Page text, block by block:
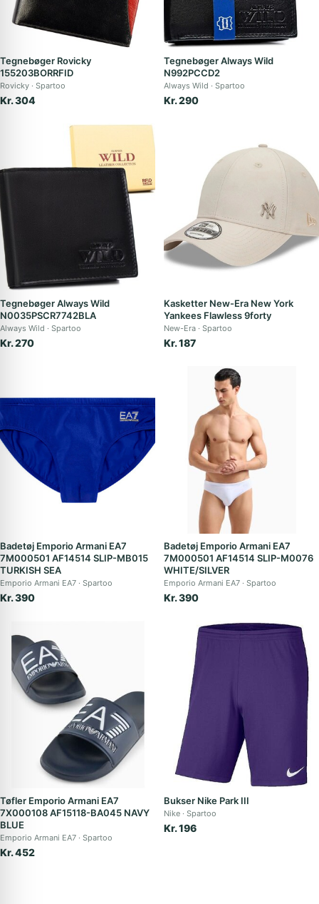
Tegnebøger Rovicky
155203BORRFID
Rovicky Spartoo
Kr. 304
Tegnebøger Always Wild
N992PCCD2
Always Wild Spartoo
Kr. 290
Tegnebøger Always Wild
N0035PSCR7742BLA
Always Wild Spartoo
Kr. 270
Kasketter New-Era New York
Yankees Flawless 9forty
New-Era Spartoo
Kr. 187
Badetøj Emporio Armani EA7
7M000501 AF14514 SLIP-MB015
TURKISH SEA
Emporio Armani EA7 Spartoo
Kr. 390
Badetøj Emporio Armani EA7
7M000501 AF14514 SLIP-M0076
WHITE/SILVER
Emporio Armani EA7 Spartoo
Kr. 390
Tøfler Emporio Armani EA7
7X000108 AF15118-BA045 NAVY
BLUE
Emporio Armani EA7 Spartoo
Kr. 452
Bukser Nike Park III
Nike Spartoo
Kr. 196